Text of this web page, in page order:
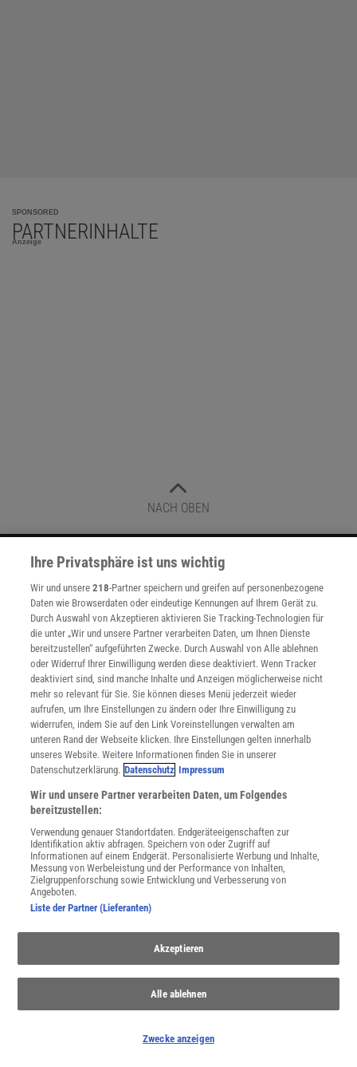
SPONSORED
PARTNERINHALTE
Anzeige
NACH OBEN
Für Sie im Spektrum-Shop und am Kiosk:
WEITERE NEUERSCHEINUNGEN SPEKTRUM SHOP
Spektrum.de-Newsletter abonnieren
JETZT ANMELDEN!
Sie können unsere Newsletter jederzeit wieder abbestellen. Infos zu unserem Umgang
mit Ihren personenbezogenen Daten finden Sie in unsererDatenschutzerklärung
SERVICES
Im Handel kaufen
Verträge kündigen
Ihre Privatsphäre ist uns wichtig
Wir und unsere218-Partner speichern und greifen auf personenbezogene
Daten wie Browserdaten oder eindeutige Kennungen auf Ihrem Gerät zu.
Durch Auswahl von Akzeptieren aktivieren Sie Tracking-Technologien für
die unter „Wir und unsere Partner verarbeiten Daten, um Ihnen Dienste
bereitzustellen“ aufgeführten Zwecke. Durch Auswahl von Alle ablehnen
oder Widerruf Ihrer Einwilligung werden diese deaktiviert. Wenn Tracker
deaktiviert sind, sind manche Inhalte und Anzeigen möglicherweise nicht
mehr so relevant für Sie. Sie können dieses Menü jederzeit wieder
aufrufen, um Ihre Einstellungen zu ändern oder Ihre Einwilligung zu
widerrufen, indem Sie auf den Link Voreinstellungen verwalten am
unteren Rand der Webseite klicken. Ihre Einstellungen gelten innerhalb
unseres Website. Weitere Informationen finden Sie in unserer
Datenschutzerklärung. Datenschutz Impressum
Wir und unsere Partner verarbeiten Daten, um Folgendes
bereitzustellen:
Verwendung genauer Standortdaten. Endgeräteeigenschaften zur
Identifikation aktiv abfragen. Speichern von oder Zugriff auf
Informationen auf einem Endgerät. Personalisierte Werbung und Inhalte,
Messung von Werbeleistung und der Performance von Inhalten,
Zielgruppenforschung sowie Entwicklung und Verbesserung von
Angeboten.
Liste der Partner (Lieferanten)
Akzeptieren
Alle ablehnen
Zwecke anzeigen